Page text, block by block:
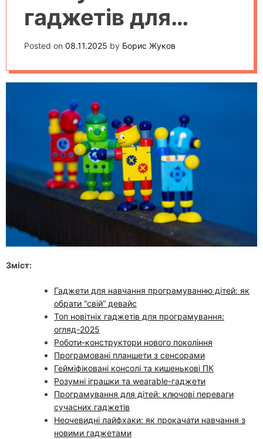
гаджетів для
програмування
дітей у 2025 році
Posted on 08.11.2025 by Борис Жуков
Зміст:
Гаджети для навчання програмуванню дітей: як
обрати “свій” девайс
Топ новітніх гаджетів для програмування:
огляд-2025
Роботи-конструктори нового покоління
Програмовані планшети з сенсорами
Гейміфіковані консолі та кишенькові ПК
Розумні іграшки та wearable-гаджети
Програмування для дітей: ключові переваги
сучасних гаджетів
Неочевидні лайфхаки: як прокачати навчання з
новими гаджетами